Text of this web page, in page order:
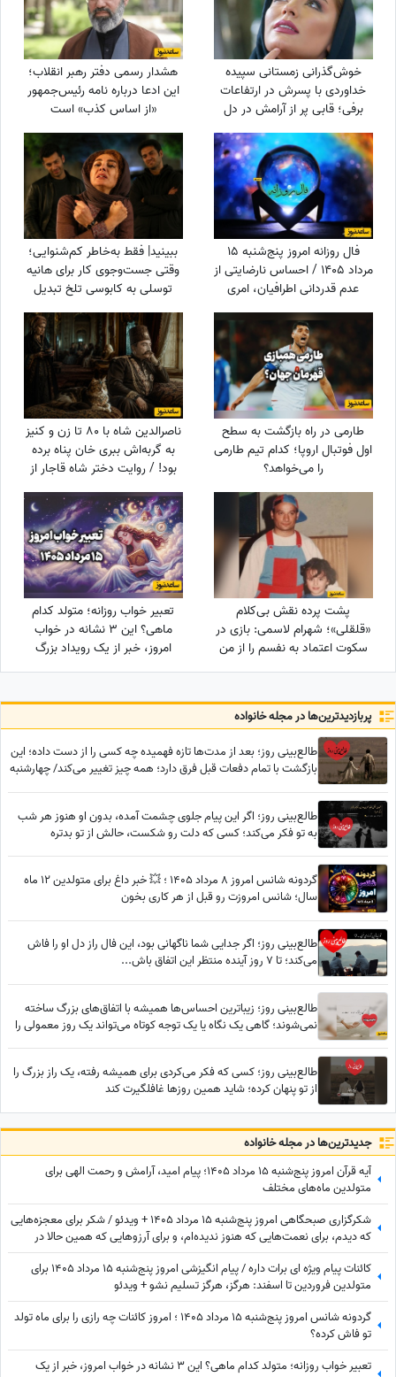
خوش‌گذرانی زمستانی سپیده
خداوردی با پسرش در ارتفاعات
برفی؛ قابی پر از آرامش در دل
طبیعت
هشدار رسمی دفتر رهبر انقلاب؛
این ادعا درباره نامه رئیس‌جمهور
«از اساس کذب» است
فال روزانه امروز پنج‌شنبه 15
مرداد 1405 / احساس نارضایتی از
عدم قدردانی اطرافیان، امری
طبیعی است، اما ...
ببینید| فقط به‌خاطر کم‌شنوایی؛
وقتی جست‌وجوی کار برای هانیه
توسلی به کابوسی تلخ تبدیل
می‌شود
طارمی در راه بازگشت به سطح
اول فوتبال اروپا؛ کدام تیم طارمی
را می‌خواهد؟
ناصرالدین شاه با 80 تا زن و کنیز
به گربه‌اش ببری خان پناه برده
بود! / روایت دختر شاه قاجار از
لایه‌های پنهان حرمسرای شاهی
پشت پرده نقش بی‌کلام
«قلقلی»؛ شهرام لاسمی: بازی در
سکوت اعتماد به نفسم را از من
گرفت! مدیون این بازیگر معروف
خیلی به من کمک کرد+ویدئو
تعبیر خواب روزانه؛ متولد کدام
ماهی؟ این 3 نشانه در خواب
امروز، خبر از یک رویداد بزرگ
می‌دهند! / پنج‌شنبه 15 مرداد
پربازدید‌ترین‌ها در مجله خانواده
طالع‌بینی روز؛ بعد از مدت‌ها تازه فهمیده چه کسی را از دست داده؛ این
بازگشت با تمام دفعات قبل فرق دارد؛ همه چیز تغییر می‌کند/ چهارشنبه
طالع‌بینی روز؛ اگر این پیام جلوی چشمت آمده، بدون او هنوز هر شب
به تو فکر می‌کند؛ کسی که دلت رو شکست، حالش از تو بدتره
گردونه شانس امروز 8 مرداد 1405 ؛ 💥 خبر داغ برای متولدین 12 ماه
سال؛ شانس امروزت رو قبل از هر کاری بخون
طالع‌بینی روز؛ اگر جدایی شما ناگهانی بود، این فال راز دل او را فاش
می‌کند؛ تا 7 روز آینده منتظر این اتفاق باش...
طالع‌بینی روز؛ زیباترین احساس‌ها همیشه با اتفاق‌های بزرگ ساخته
نمی‌شوند؛ گاهی یک نگاه یا یک توجه کوتاه می‌تواند یک روز معمولی را
طالع‌بینی روز؛ کسی که فکر می‌کردی برای همیشه رفته، یک راز بزرگ را
از تو پنهان کرده؛ شاید همین روزها غافلگیرت کند
جدید‌ترین‌ها در مجله خانواده
آیه قرآن امروز پنج‌شنبه 15 مرداد 1405؛ پیام امید، آرامش و رحمت الهی برای
متولدین ماه‌های مختلف
شکرگزاری صبحگاهی امروز پنج‌شنبه 15 مرداد 1405 + ویدئو / شکر برای معجزه‌هایی
که دیدم، برای نعمت‌هایی که هنوز ندیده‌ام، و برای آرزوهایی که همین حالا در
مسیر رسیدن به من هستند
کائنات پیام ویژه ای برات داره / پیام انگیزشی امروز پنج‌شنبه 15 مرداد 1405 برای
متولدین فروردین تا اسفند: هرگز، هرگز تسلیم نشو + ویدئو
گردونه شانس امروز پنج‌شنبه 15 مرداد 1405 ؛ امروز کائنات چه رازی را برای ماه تولد
تو فاش کرده؟
تعبیر خواب روزانه؛ متولد کدام ماهی؟ این 3 نشانه در خواب امروز، خبر از یک